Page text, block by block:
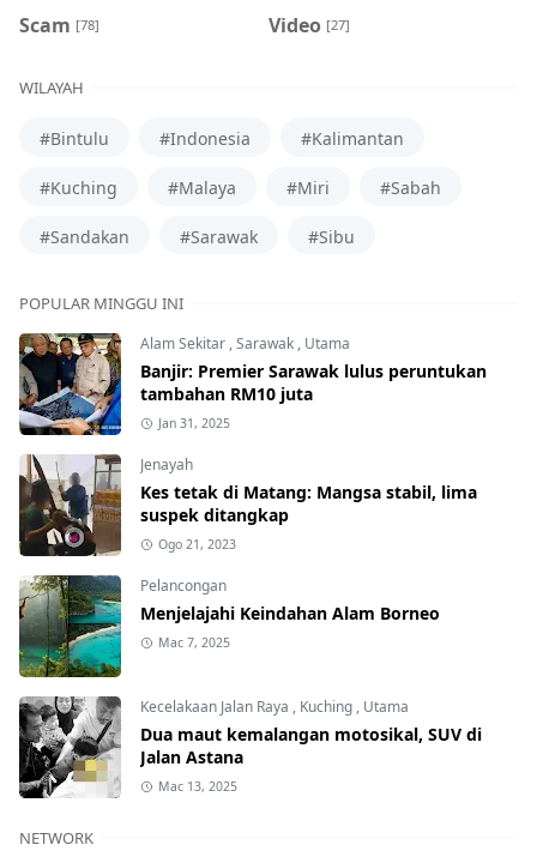
Scam [78] Video [27]
WILAYAH
#Bintulu #Indonesia #Kalimantan
#Kuching #Malaya #Miri #Sabah
#Sandakan #Sarawak #Sibu
POPULAR MINGGU INI
Alam Sekitar,Sarawak, Utama
Banjir: Premier Sarawak lulus peruntukan
tambahan RM10 juta
Jan 31, 2025
Jenayah
Kes tetak di Matang: Mangsa stabil, lima
suspek ditangkap
Ogo 21, 2023
Pelancongan
Menjelajahi Keindahan Alam Borneo
Mac 7, 2025
Kecelakaan Jalan Raya , Kuching, Utama
Dua maut kemalangan motosikal, SUV di
Jalan Astana
Mac 13, 2025
NETWORK